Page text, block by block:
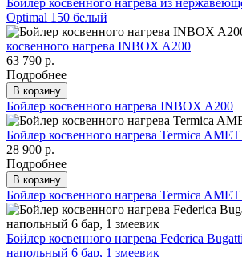
Optimal 150 белый
косвенного нагрева INBOX A200
63 790 р.
Подробнее
В корзину
Бойлер косвенного нагрева INBOX A200
Бойлер косвенного нагрева Termica
28 900 р.
Подробнее
В корзину
Бойлер косвенного нагрева Termica
Бойлер косвенного нагрева Federica
напольный 6 бар, 1 змеевик